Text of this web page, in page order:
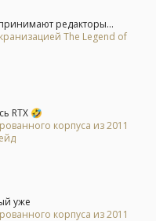
редакторы...
The Legend of
RTX 🤣
корпуса из 2011
уже
корпуса из 2011